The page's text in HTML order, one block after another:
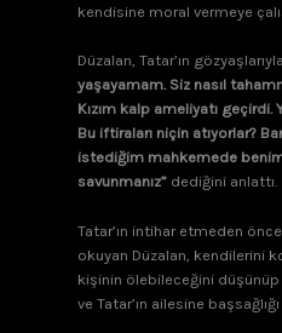
kendisine moral vermeye
Düzalan, Tatar’ın
yaşayamam. Siz nasıl
Kızım kalp ameliyatı
Bu iftiraları niçin atıyorlar?
istediğim mahkemede benim
savunmanız” dediğini anlattı.
Tatar’ın intihar etmeden
okuyan Düzalan, kendilerini
kişinin ölebileceğini
ve Tatar’ın ailesine